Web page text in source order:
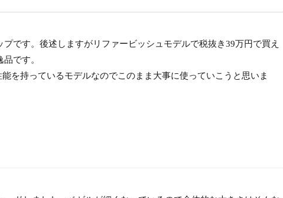
です。後述しますがリファービッシュモデルで税抜き39万円で買え
です。
を持っているモデルなのでこのまま大事に使っていこうと思いま